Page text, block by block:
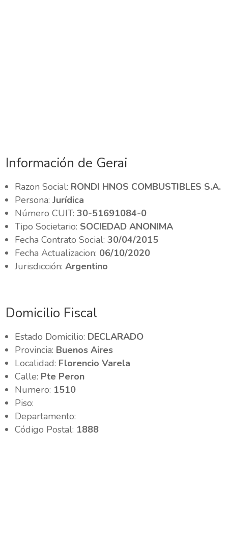
Información de Gerai
Razon Social: RONDI HNOS COMBUSTIBLES S.A.
Persona:Jurídica
Número CUIT:30-51691084-0
Tipo Societario: SOCIEDAD ANONIMA
Fecha Contrato Social:30/04/2015
Fecha Actualizacion: 06/10/2020
Jurisdicción:Argentino
Domicilio Fiscal
Estado Domicilio: DECLARADO
Provincia: Buenos Aires
Localidad: Florencio Varela
Calle: Pte Peron
Numero: 1510
Piso:
Departamento:
Código Postal: 1888